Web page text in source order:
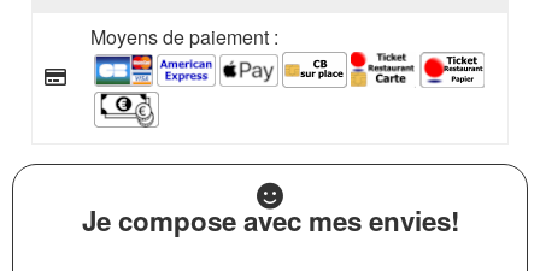
Moyens de paiement :
Je compose avec mes envies!